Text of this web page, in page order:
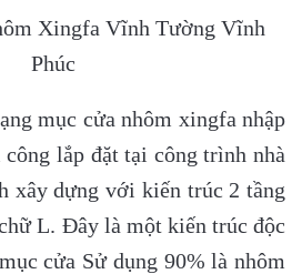
Xingfa Vĩnh Tường Vĩnh
Phúc
mục cửa nhôm xingfa nhập
lắp đặt tại công trình nhà
xây dựng với kiến trúc 2 tầng
L. Đây là một kiến trúc độc
cửa Sử dụng 90% là nhôm